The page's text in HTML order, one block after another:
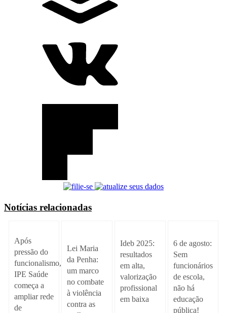
Notícias relacionadas
Após
pressão do
funcionalismo,
IPE Saúde
começa a
ampliar rede
de
Lei Maria
da Penha:
um marco
no combate
à violência
contra as
Ideb 2025:
resultados
em alta,
valorização
profissional
em baixa
6 de agosto:
Sem
funcionários
de escola,
não há
educação
pública!